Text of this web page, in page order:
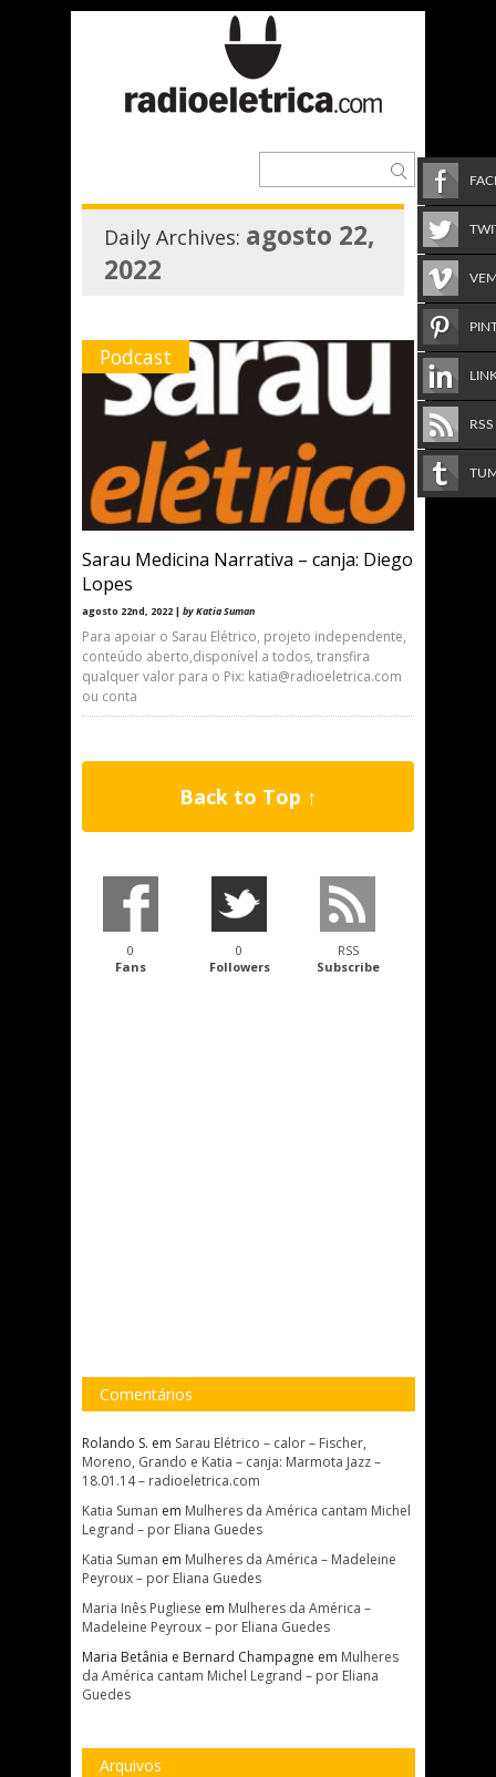
Daily Archives: agosto 22,
2022
Podcast
Sarau Medicina Narrativa – canja: Diego
Lopes
agosto 22nd, 2022 | by Katia Suman
Para apoiar o Sarau Elétrico, projeto independente,
conteúdo aberto,disponível a todos, transfira
qualquer valor para o Pix: katia@radioeletrica.com
ou conta
Back to Top ↑
0
Fans
0
Followers
RSS
Subscribe
Comentários
Rolando S. em Sarau Elétrico – calor – Fischer,
Moreno, Grando e Katia – canja: Marmota Jazz –
18.01.14 – radioeletrica.com
Katia Suman em Mulheres da América cantam Michel
Legrand – por Eliana Guedes
Katia Suman em Mulheres da América – Madeleine
Peyroux – por Eliana Guedes
Maria Inês Pugliese em Mulheres da América –
Madeleine Peyroux – por Eliana Guedes
Maria Betânia e Bernard Champagne em Mulheres
da América cantam Michel Legrand – por Eliana
Guedes
Arquivos
RSS